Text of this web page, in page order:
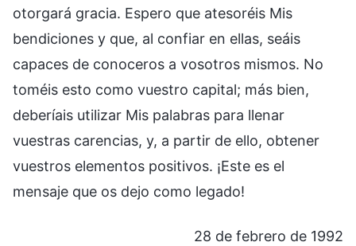
otorgará gracia. Espero que atesoréis Mis
bendiciones y que, al confiar en ellas, seáis
capaces de conoceros a vosotros mismos. No
toméis esto como vuestro capital; más bien,
deberíais utilizar Mis palabras para llenar
vuestras carencias, y, a partir de ello, obtener
vuestros elementos positivos. ¡Este es el
mensaje que os dejo como legado!
28 de febrero de 1992